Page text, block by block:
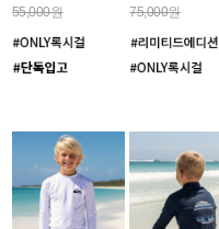
55,000원 75,000원